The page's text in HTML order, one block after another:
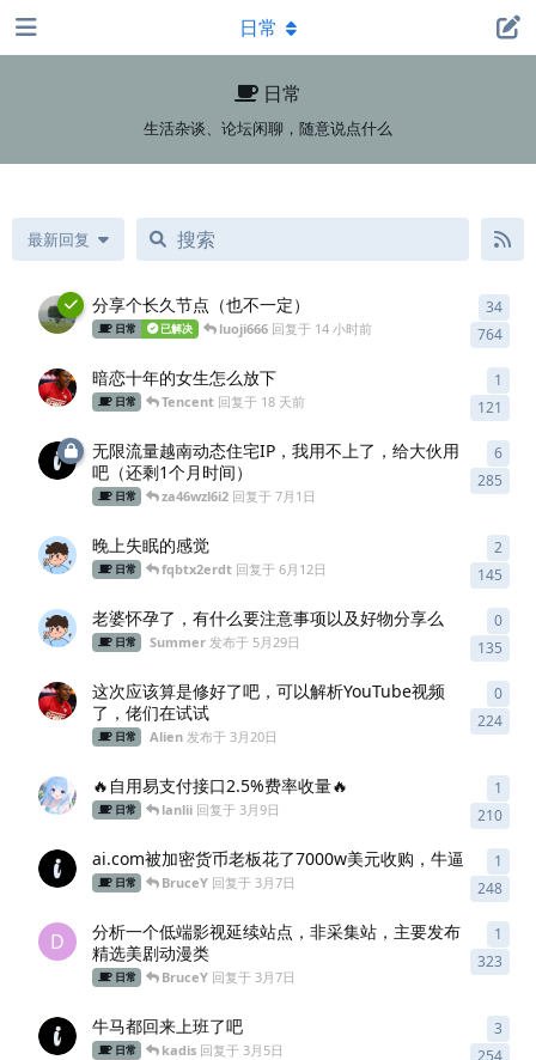
日常
生活杂谈、论坛闲聊，随意说点什么
日常
最新回复
分享个长久节点（也不一定）
日常 已解决 luoji666回复于 14 小时前 764
34
暗恋十年的女生怎么放下
日常 Tencent 回复于 18 天前 121
1
无限流量越南动态住宅IP，我用不上了，给大伙用
吧（还剩1个月时间）
日常 za46wzl6i2 回复于7月1日
285
6
晚上失眠的感觉
日常 fqbtx2erdt 回复于6月12日 145
2
老婆怀孕了，有什么要注意事项以及好物分享么
日常 Summer 发布于 5月29日 135
0
这次应该算是修好了吧，可以解析YouTube视频
了，佬们在试试
日常 Alien 发布于3月20日
224
0
🔥自用易支付接口2.5%费率收量🔥
日常 lanlii 回复于3月9日 210
1
ai.com被加密货币老板花了7000w美元收购，牛逼
日常 BruceY 回复于3月7日 248
1
D
分析一个低端影视延续站点，非采集站，主要发布
精选美剧动漫类
日常 BruceY 回复于3月7日
323
1
牛马都回来上班了吧
日常 kadis 回复于3月5日 254
3